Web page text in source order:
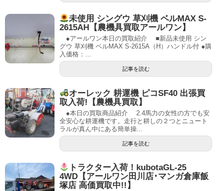
未使用 シングウ 草刈機 ベルMAX S-
2615AH【農機具買取アールワン】
●アールワン本日の買取紹介 ■新品未使用 シン
グウ 草刈機 ベルMAX S-2615A（H）ハンドル付 ●購
入価格：...
記事を読む
オーレック 耕運機 ピコSF40 出張買
取入荷!【農機具買取】
●本日の買取商品紹介 2.4馬力の女性の方でも安
全安心な耕運機です。走行と耕しの２つとニュート
ラルが真ん中にある簡単操...
記事を読む
トラクター入荷！kubotaGL-25
4WD【アールワン田川店･マンガ倉庫飯
塚店 高価買取中!!】